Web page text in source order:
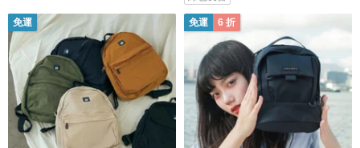
免運 免運 6 折